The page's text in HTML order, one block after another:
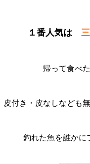
１番人気は 三
帰って食べ
皮付き・皮なしなども
釣れた魚を誰かに